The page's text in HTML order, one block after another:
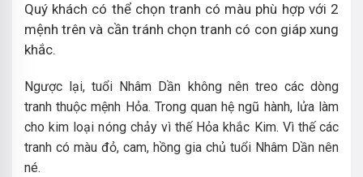
Quý khách có thể chọn tranh có màu phù hợp với 2
mệnh trên và cần tránh chọn tranh có con giáp xung
khắc.
Ngược lại, tuổi Nhâm Dần không nên treo các dòng
tranh thuộc mệnh Hỏa. Trong quan hệ ngũ hành, lửa làm
cho kim loại nóng chảy vì thế Hỏa khắc Kim. Vì thế các
tranh có màu đỏ, cam, hồng gia chủ tuổi Nhâm Dần nên
né.